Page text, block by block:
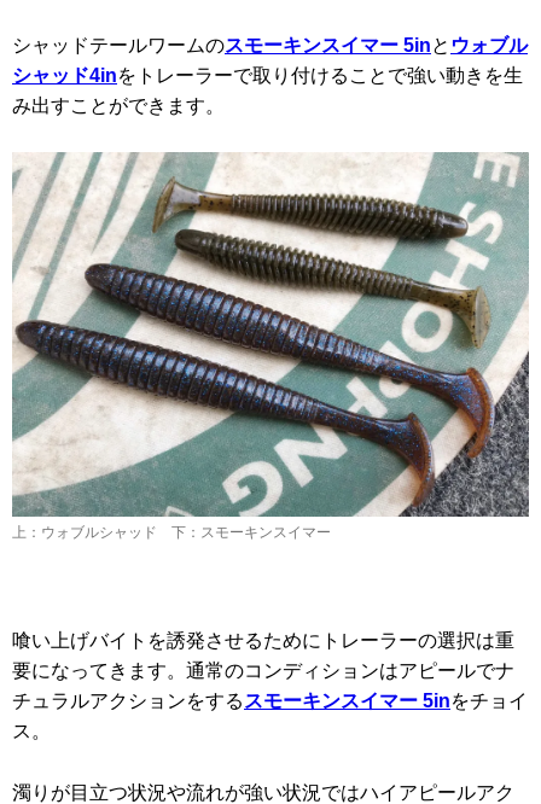
シャッドテールワームのスモーキンスイマー 5inと ウォブル
シャッド4inをトレーラーで取り付けることで強い動きを生
み出すことができます。
上：ウォブルシャッド 下：スモーキンスイマー
喰い上げバイトを誘発させるためにトレーラーの選択は重
要になってきます。通常のコンディションはアピールでナ
チュラルアクションをする スモーキンスイマー 5inをチョイ
ス。
濁りが目立つ状況や流れが強い状況ではハイアピールアク